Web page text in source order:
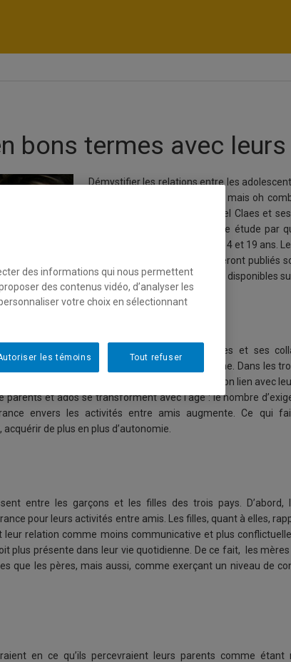
bons termes avec
Démystifier les relations entre les
une tâche pas simple du tout mais oh
cela que le psychologue Michel Claes et
afférés en réalisant une vaste étude par
1256 adolescents âgés entre 14 et 19 ans.
surprenants de cette étude seront publiés
of Adolescence,mais sont déjà disponibles
Dans leur étude, Michel Claes et ses
différentes : québécoise, française et italienne. Dans les
et communicative. Ils ont également un bon lien avec
et ados se transforment avec l’âge : le nombre
envers les activités entre amis augmente. Ce qui
de plus en plus d’autonomie.
entre les garçons et les filles des trois pays. D’abord,
pour leurs activités entre amis. Les filles, quant à elles,
relation comme moins communicative et plus
plus présente dans leur vie quotidienne. De ce fait, les
que les pères, mais aussi, comme exerçant un niveau de
en ce qu’ils percevraient leurs parents comme
des informations qui nous permettent
des contenus vidéo, d’analyser les
votre choix en sélectionnant
Tout refuser
les témoins